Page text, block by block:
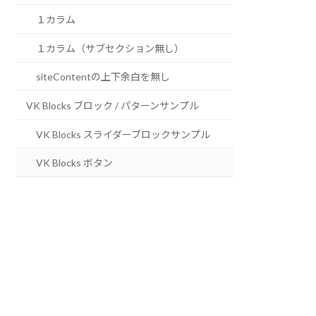
１カラム
１カラム（サブセクション無し）
siteContentの上下余白を無し
VK Blocks ブロック / パターンサンプル
VK Blocks スライダーブロックサンプル
VK Blocks ボタン